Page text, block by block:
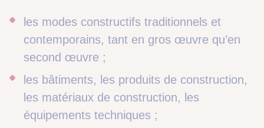
les modes constructifs traditionnels et
contemporains, tant en gros œuvre qu’en
second œuvre ;
les bâtiments, les produits de construction,
les matériaux de construction, les
équipements techniques ;